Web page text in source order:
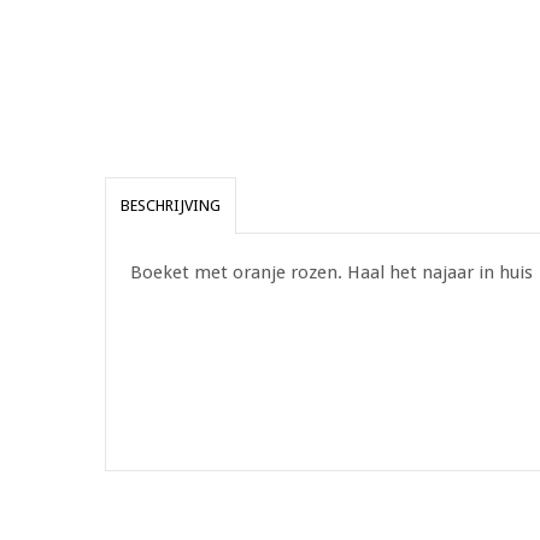
BESCHRIJVING
Boeket met oranje rozen. Haal het najaar in huis